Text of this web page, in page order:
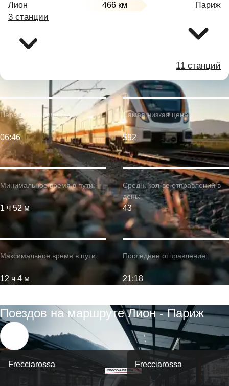
Лион 466 км Париж
3 станции
11 станций
Минимальное время в пути:
1 ч 52 м
Первое отправление:
06:46
Максимальное время в пути:
12 ч 4 м
Самая низкая цена:
$92
Средн. кол-во отправлений в
день:
43
Последнее отправление:
21:18
Поездов на маршруте Лион - Париж
Frecciarossa Frecciarossa